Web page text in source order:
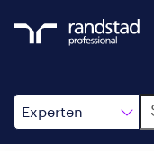
Experten
Suche